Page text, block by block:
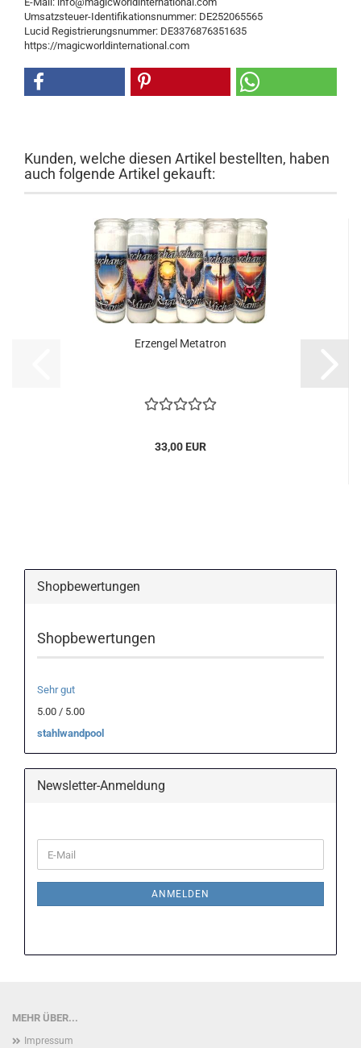
Umsatzsteuer-Identifikationsnummer: DE252065565
Lucid Registrierungsnummer: DE3376876351635
https://magicworldinternational.com
Kunden, welche diesen Artikel bestellten, haben
auch folgende Artikel gekauft:
Erzengel Metatron
33,00 EUR
Shopbewertungen
Shopbewertungen
Sehr gut
5.00 / 5.00
stahlwandpool
Newsletter-Anmeldung
ZUR
E-
Mail
ANMELDEN
MEHR ÜBER...
Impressum